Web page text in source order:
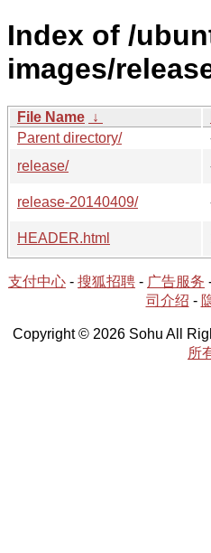
Index of /
images/
File Name ↓
Parent directory/
release/
release-20140409/
HEADER.html
支付中心 - 搜狐招聘 - 广告服务
司介绍 -
Copyright © 2026 Sohu All
所